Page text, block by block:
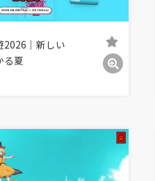
2026｜新しい
る夏